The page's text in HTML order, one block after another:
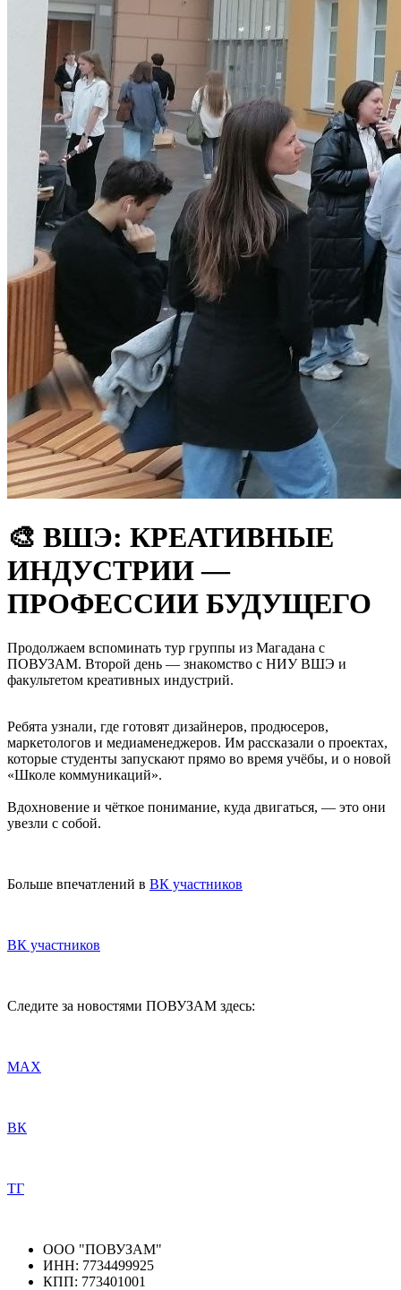
🎨 ВШЭ: КРЕАТИВНЫЕ
ИНДУСТРИИ —
ПРОФЕССИИ БУДУЩЕГО
Продолжаем вспоминать тур группы из Магадана с
ПОВУЗАМ. Второй день — знакомство с НИУ ВШЭ и
факультетом креативных индустрий.
Ребята узнали, где готовят дизайнеров, продюсеров,
маркетологов и медиаменеджеров. Им рассказали о проектах,
которые студенты запускают прямо во время учёбы, и о новой
«Школе коммуникаций».
Вдохновение и чёткое понимание, куда двигаться, — это они
увезли с собой.
Больше впечатлений в ВК участников
ВК участников
Следите за новостями ПОВУЗАМ здесь:
МАХ
ВК
ТГ
ООО "ПОВУЗАМ"
ИНН: 7734499925
КПП: 773401001